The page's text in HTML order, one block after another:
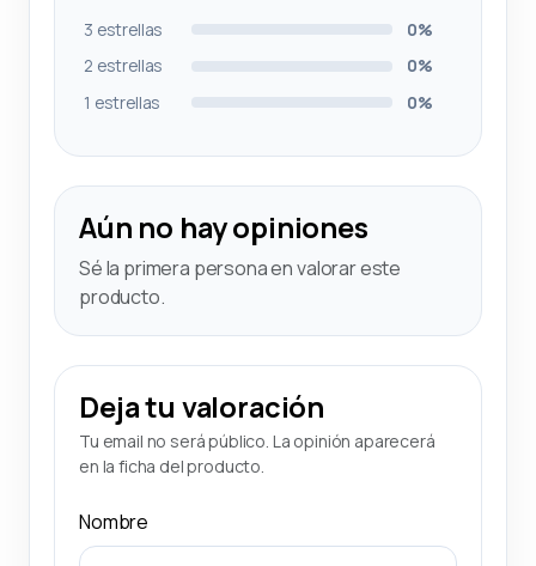
3 estrellas
0%
2 estrellas
0%
1 estrellas
0%
Aún no hay opiniones
Sé la primera persona en valorar este
producto.
Deja tu valoración
Tu email no será público. La opinión aparecerá
en la ficha del producto.
Nombre